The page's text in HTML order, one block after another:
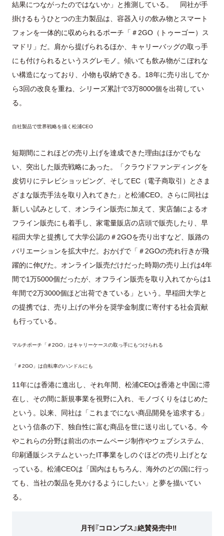
結果につながったのではないか」と推測している。 同社が手
掛けるもうひとつの主力製品は、容器入りの飲み物とスマート
フォンを一体的に収められるポーチ「＃2GO（トゥーゴー）ス
マドリ」だ。肩から提げられるほか、キャリーバッグの取っ手
にも付けられるというスグレモノ。傾いても飲み物がこぼれな
い構造になっており、小物も収納できる。18年に売り出してか
ら3回の改良を重ね、シリーズ累計で3万8000個を出荷してい
る。
自社製品で世界戦略を描く松浦CEO
短期間にこれほどの売り上げを達成できた理由はほかでもな
い、突出した販売戦略にあった。「クラウドファンディングを
皮切りにテレビショッピング、そしてEC（電子商取引）とさま
ざまな販売手法を取り入れてきた」と松浦CEO。さらに同社は
新しい試みとして、オンライン販売に加えて、実店舗によるオ
フライン販売にも着手し、家電量販店の店頭で販売したり、早
稲田大学と提携して大学公認の＃2GOを売り出すなど、販路の
バリエーションを拡大中だ。おかげで「＃2GOの売れ行きが飛
躍的に伸びた。オンライン販売だけだった時期の売り上げは4年
間で1万5000個だったが、オフライン販売を取り入れてからは1
年間で2万3000個ほど出荷できている」という。早稲田大学と
の提携では、売り上げの半分を奨学金制度に寄付する社会貢献
も行っている。
マルチポーチ「＃2GO」はキャリーケースの取っ手にもつけられる
「＃2GO」は自転車のハンドルにも
11年には香港に進出し、それ年間、松浦CEOは香港と中国に滞
在し、その間に新規事業を視野に入れ、モノづくりをはじめた
という。以来、同社は「これまでにない商品開発を追求する」
という信条の下、独自性に富む商品を世に送り出している。今
やこれらの分野は前出のホームページ制作やウェブシステム、
印刷通販システムといったIT事業をしのぐほどの売り上げとな
っている。松浦CEOは「国内はもちろん、海外のどの国に行っ
ても、当社の製品を見かけるようにしたい」と夢を描いてい
る。
月刊『コロンブス』絶賛発売中‼